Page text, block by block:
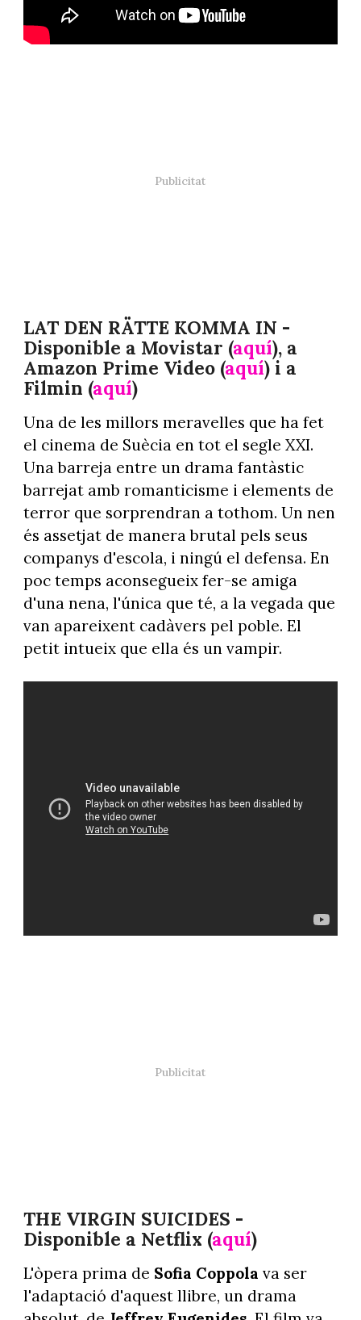
LAT DEN RÄTTE KOMMA IN -
Disponible a Movistar (aquí), a
Amazon Prime Video (aquí) i a
Filmin (aquí)
Una de les millors meravelles que ha fet
el cinema de Suècia en tot el segle XXI.
Una barreja entre un drama fantàstic
barrejat amb romanticisme i elements de
terror que sorprendran a tothom. Un nen
és assetjat de manera brutal pels seus
companys d'escola, i ningú el defensa. En
poc temps aconsegueix fer-se amiga
d'una nena, l'única que té, a la vegada que
van apareixent cadàvers pel poble. El
petit intueix que ella és un vampir.
THE VIRGIN SUICIDES -
Disponible a Netflix (aquí)
L'òpera prima de Sofia Coppola va ser
l'adaptació d'aquest llibre, un drama